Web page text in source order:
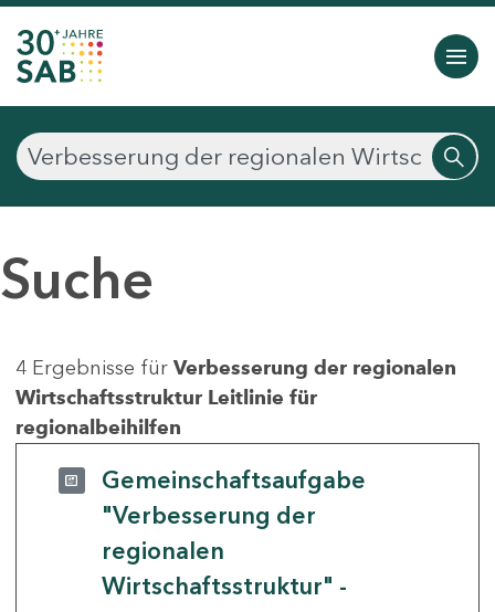
Suche
4 Ergebnisse für Verbesserung der regionalen
Wirtschaftsstruktur Leitlinie für
regionalbeihilfen
Gemeinschaftsaufgabe
"Verbesserung der
regionalen
Wirtschaftsstruktur" -